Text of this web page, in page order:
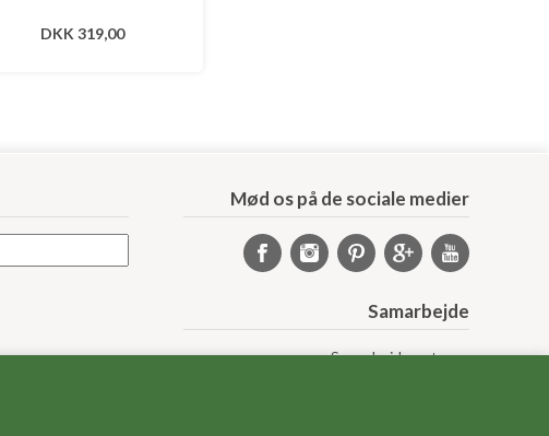
DKK 319,00
Mød os på de sociale medier
Samarbejde
Samarbejdspartnere